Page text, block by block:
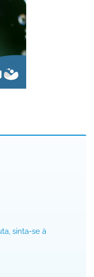
sinta-se à